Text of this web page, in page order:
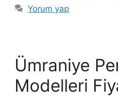
Yorum yap
Ümraniye
Modelleri